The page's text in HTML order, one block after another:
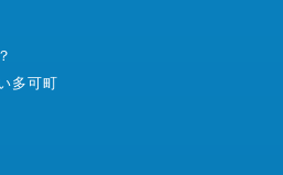
多可町